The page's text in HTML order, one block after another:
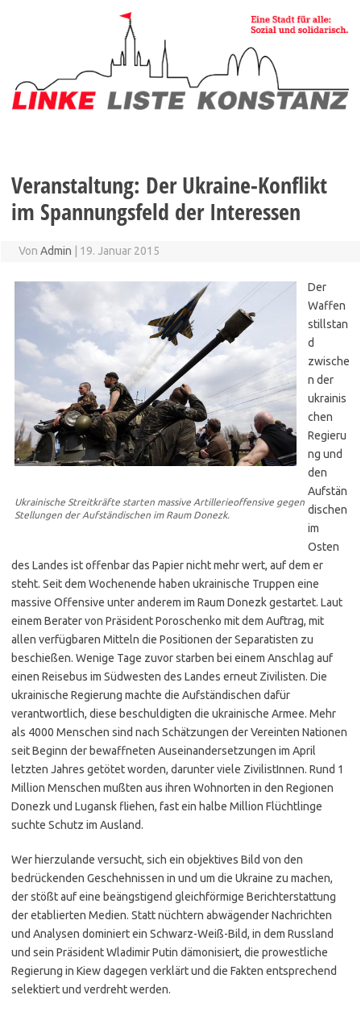
Veranstaltung: Der Ukraine-Konflikt
im Spannungsfeld der Interessen
Von Admin 19. Januar 2015
Ukrainische Streitkräfte starten massive Artillerieoffensive gegen
Stellungen der Aufständischen im Raum Donezk.
Der
Waffen
stillstan
d
zwische
n der
ukrainis
chen
Regieru
ng und
den
Aufstän
dischen
im
Osten
des Landes ist offenbar das Papier nicht mehr wert, auf dem er
steht. Seit dem Wochenende haben ukrainische Truppen eine
massive Offensive unter anderem im Raum Donezk gestartet. Laut
einem Berater von Präsident Poroschenko mit dem Auftrag, mit
allen verfügbaren Mitteln die Positionen der Separatisten zu
beschießen. Wenige Tage zuvor starben bei einem Anschlag auf
einen Reisebus im Südwesten des Landes erneut Zivilisten. Die
ukrainische Regierung machte die Aufständischen dafür
verantwortlich, diese beschuldigten die ukrainische Armee. Mehr
als 4000 Menschen sind nach Schätzungen der Vereinten Nationen
seit Beginn der bewaffneten Auseinandersetzungen im April
letzten Jahres getötet worden, darunter viele ZivilistInnen. Rund 1
Million Menschen mußten aus ihren Wohnorten in den Regionen
Donezk und Lugansk fliehen, fast ein halbe Million Flüchtlinge
suchte Schutz im Ausland.
Wer hierzulande versucht, sich ein objektives Bild von den
bedrückenden Geschehnissen in und um die Ukraine zu machen,
der stößt auf eine beängstigend gleichförmige Berichterstattung
der etablierten Medien. Statt nüchtern abwägender Nachrichten
und Analysen dominiert ein Schwarz-Weiß-Bild, in dem Russland
und sein Präsident Wladimir Putin dämonisiert, die prowestliche
Regierung in Kiew dagegen verklärt und die Fakten entsprechend
selektiert und verdreht werden.